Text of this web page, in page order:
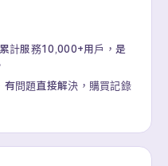
計服務10,000+用戶，是
問題直接解決，購買記錄